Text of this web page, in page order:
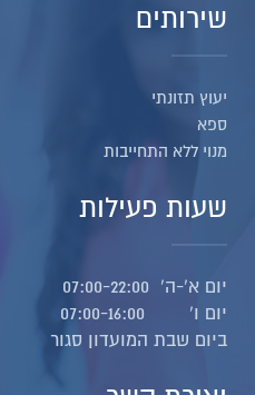
שירותים
יעוץ תזונתי
ספא
מנוי ללא התחייבות
שעות פעילות
יום א'-ה' 07:00-22:00
יום ו' 07:00-16:00
ביום שבת המועדון סגור